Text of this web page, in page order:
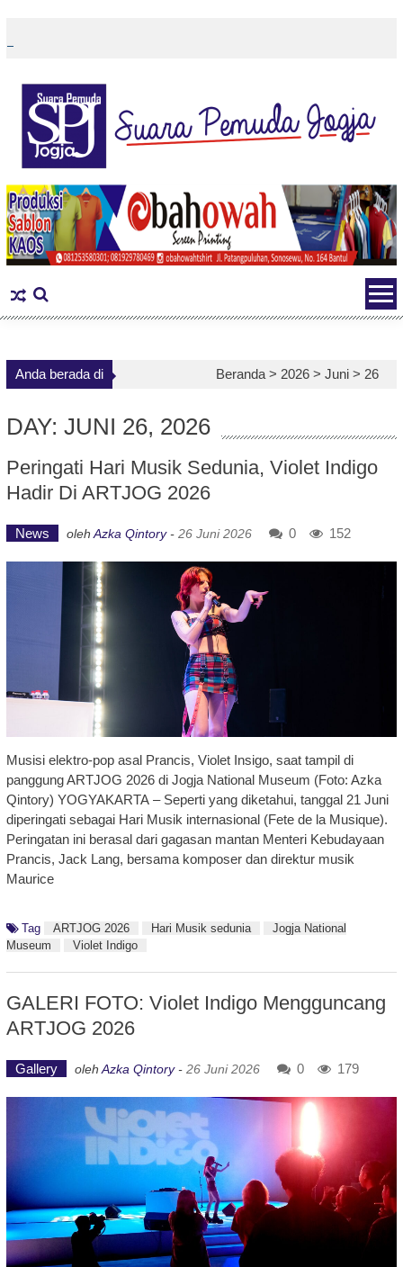
content
Anda berada di Beranda > 2026 >Juni > 26
DAY: JUNI 26, 2026
Peringati Hari Musik Sedunia, Violet Indigo
Hadir Di ARTJOG 2026
News oleh Azka Qintory- 26 Juni 2026 0 152
Musisi elektro-pop asal Prancis, Violet Insigo, saat tampil di
panggung ARTJOG 2026 di Jogja National Museum (Foto: Azka
Qintory) YOGYAKARTA – Seperti yang diketahui, tanggal 21 Juni
diperingati sebagai Hari Musik internasional (Fete de la Musique).
Peringatan ini berasal dari gagasan mantan Menteri Kebudayaan
Prancis, Jack Lang, bersama komposer dan direktur musik
Maurice
Tag ARTJOG 2026 Hari Musik sedunia
Jogja National
Museum
Violet Indigo
GALERI FOTO: Violet Indigo Mengguncang
ARTJOG 2026
Gallery olehAzka Qintory- 26 Juni 2026 0 179